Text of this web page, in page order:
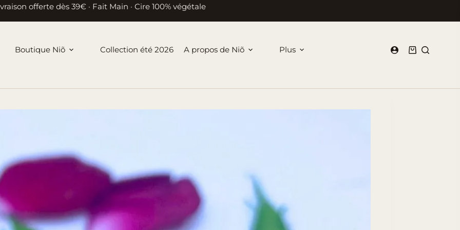
offerte dès 39€ · Fait Main · Cire 100% végétale
Boutique Niõ Collection été 2026 A propos de Niõ Plus
Panier